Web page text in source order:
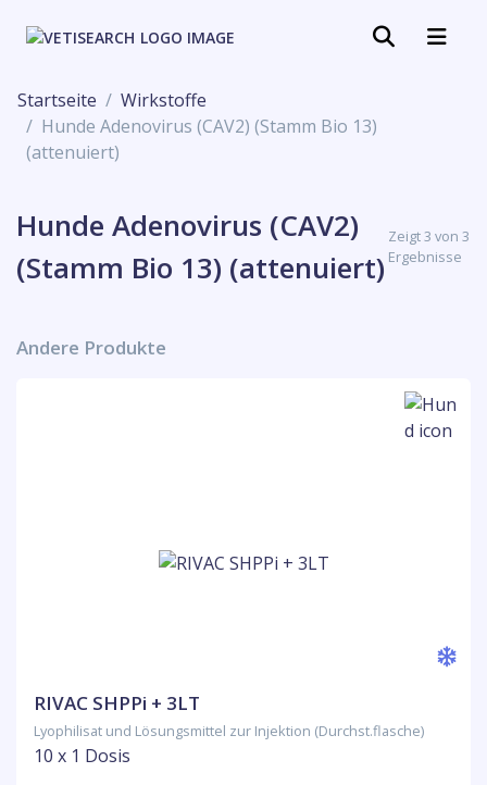
Startseite
Wirkstoffe
Hunde Adenovirus (CAV2) (Stamm Bio 13)
(attenuiert)
Hunde Adenovirus (CAV2)
(Stamm Bio 13) (attenuiert)
Zeigt 3 von 3
Ergebnisse
Andere Produkte
RIVAC SHPPi + 3LT
Lyophilisat und Lösungsmittel zur Injektion (Durchst.flasche)
10 x 1 Dosis